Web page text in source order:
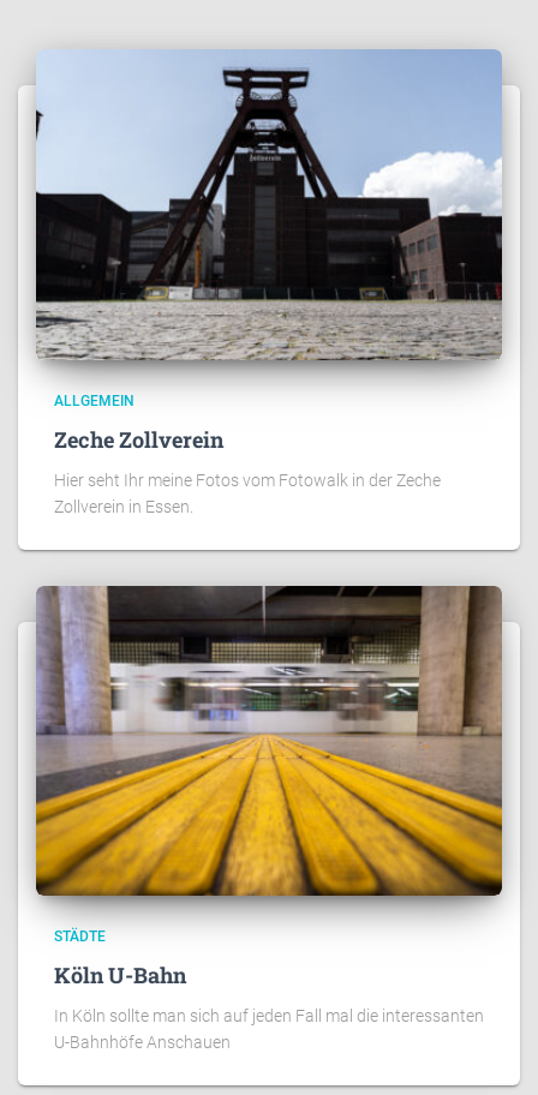
ALLGEMEIN
Zeche Zollverein
Hier seht Ihr meine Fotos vom Fotowalk in der Zeche
Zollverein in Essen.
STÄDTE
Köln U-Bahn
In Köln sollte man sich auf jeden Fall mal die interessanten
U-Bahnhöfe Anschauen